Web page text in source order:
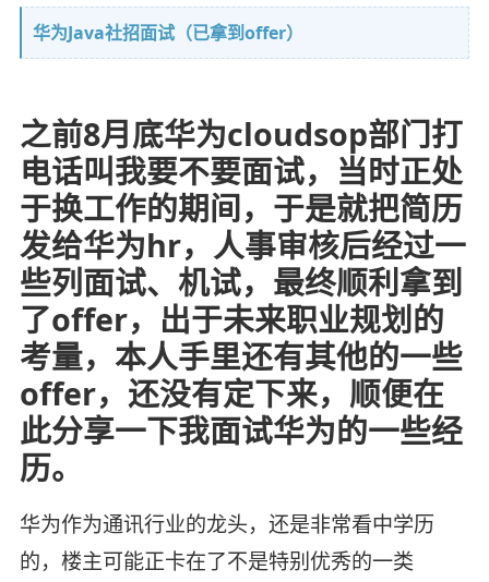
华为Java社招面试（已拿到offer）
之前8月底华为cloudsop部门打
电话叫我要不要面试，当时正处
于换工作的期间，于是就把简历
发给华为hr，人事审核后经过一
些列面试、机试，最终顺利拿到
了offer，出于未来职业规划的
考量，本人手里还有其他的一些
offer，还没有定下来，顺便在
此分享一下我面试华为的一些经
历。
华为作为通讯行业的龙头，还是非常看中学历
的，楼主可能正卡在了不是特别优秀的一类